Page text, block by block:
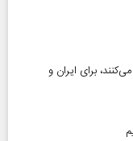
برای ایران و